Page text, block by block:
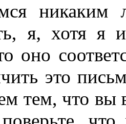
никаким
я, хотя я
оно
это
тем, что вы